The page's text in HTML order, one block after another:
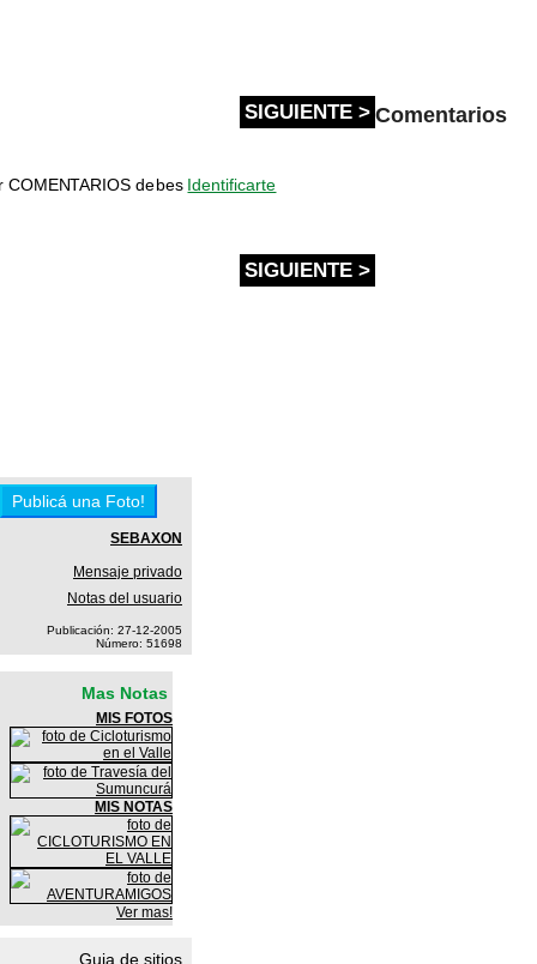
SIGUIENTE > Comentarios
COMENTARIOS debes Identificarte
SIGUIENTE >
SEBAXON
Mensaje privado
Notas del usuario
Publicación: 27-12-2005
Número: 51698
Mas Notas
MIS FOTOS
MIS NOTAS
Ver mas!
Guia de sitios